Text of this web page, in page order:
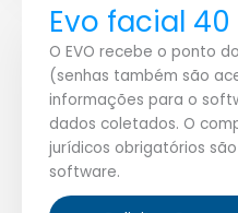
Evo facial 40
O EVO recebe o ponto
(senhas também são
informações para o
dados coletados. O
jurídicos obrigatórios
software.